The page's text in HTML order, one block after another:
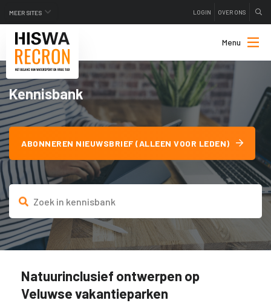
MEER SITES LOGIN OVER ONS
Menu
Kennisbank
ABONNEREN NIEUWSBRIEF (ALLEEN VOOR LEDEN)
Natuurinclusief ontwerpen op
Veluwse vakantieparken